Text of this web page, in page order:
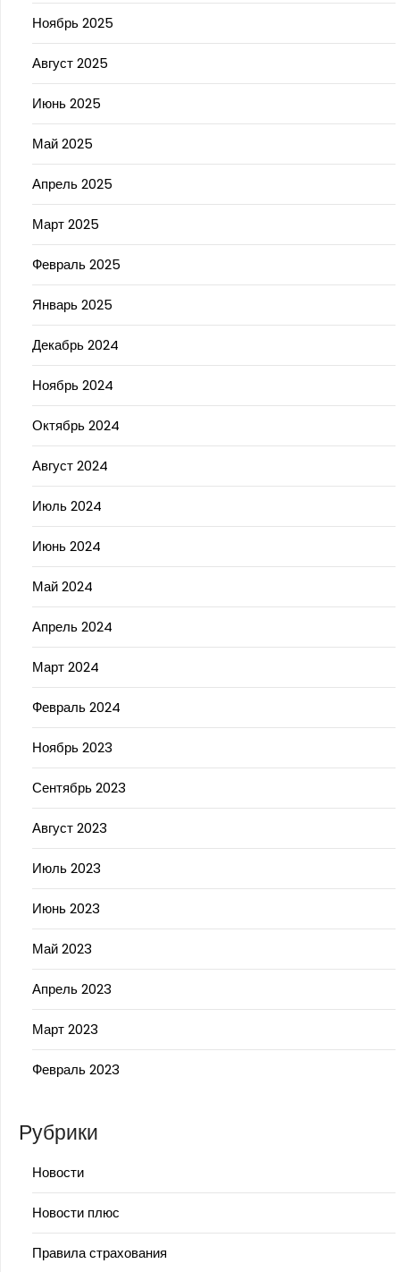
Ноябрь 2025
Август 2025
Июнь 2025
Май 2025
Апрель 2025
Март 2025
Февраль 2025
Январь 2025
Декабрь 2024
Ноябрь 2024
Октябрь 2024
Август 2024
Июль 2024
Июнь 2024
Май 2024
Апрель 2024
Март 2024
Февраль 2024
Ноябрь 2023
Сентябрь 2023
Август 2023
Июль 2023
Июнь 2023
Май 2023
Апрель 2023
Март 2023
Февраль 2023
Рубрики
Новости
Новости плюс
Правила страхования